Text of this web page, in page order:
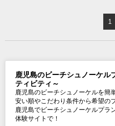
1
鹿児島のビーチシュノーケル
ティビティ～
鹿児島のビーチシュノーケルを簡
安い順やこだわり条件から希望の
鹿児島でビーチシュノーケルプラ
体験サイトで！